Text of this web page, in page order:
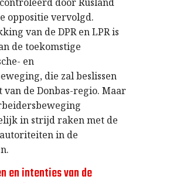
oppositie vervolgd.
van de DPR en LPR is
de toekomstige
en
die zal beslissen
van de Donbas-regio. Maar
in strijd raken met de
in de
en intenties van de